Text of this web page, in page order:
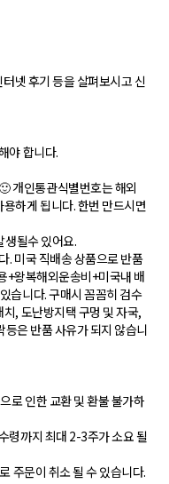
넷 후기 등을 살펴보시고 신
야 합니다.
개인통관식별번호는 해외
하게 됩니다. 한번 만드시면
생될수 있어요.
. 미국 직배송 상품으로 반품
+왕복해외운송비+미국내 배
습니다. 구매시 꼼꼼히 검수
, 도난방지택 구멍 및 자국,
은 반품 사유가 되지 않습니
인한 교환 및 환불 불가하
령까지 최대 2-3주가 소요 될